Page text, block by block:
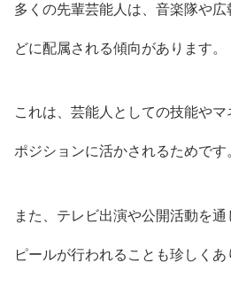
多くの先輩芸能人は、音楽隊や
どに配属される傾向があります。
これは、芸能人としての技能や
ポジションに活かされるためです
また、テレビ出演や公開活動を
ピールが行われることも珍しくあ